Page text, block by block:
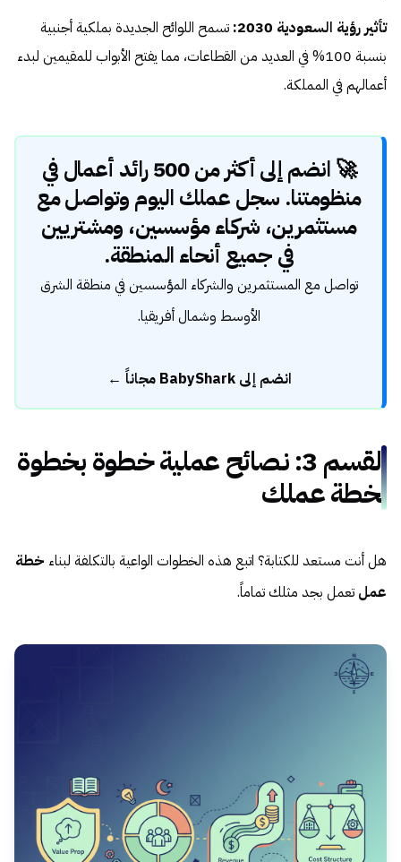
تأثير رؤية السعودية 2030:
تسمح اللوائح الجديدة بملكية أجنبية
بنسبة 100% في العديد من القطاعات، مما يفتح الأبواب للمقيمين لبدء
أعمالهم في المملكة.
🚀 انضم إلى أكثر من 500 رائد أعمال في
منظومتنا. سجل عملك اليوم وتواصل مع
مستثمرين، شركاء مؤسسين، ومشتريين
في جميع أنحاء المنطقة.
تواصل مع المستثمرين والشركاء المؤسسين في منطقة الشرق
الأوسط وشمال أفريقيا.
انضم إلى BabyShark مجاناً ←
القسم 3: نصائح عملية خطوة بخطوة
لخطة عملك
هل أنت مستعد للكتابة؟ اتبع هذه الخطوات الواعية بالتكلفة لبناء خطة
عمل تعمل بجد مثلك تماماً.